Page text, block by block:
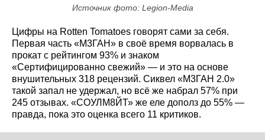
Источник фото: Legion-Media
Цифры на Rotten Tomatoes говорят сами за себя.
Первая часть «М3ГАН» в своё время ворвалась в
прокат с рейтингом 93% и знаком
«Сертифицированно свежий» — и это на основе
внушительных 318 рецензий. Сиквел «М3ГАН 2.0»
такой запал не удержал, но всё же набрал 57% при
245 отзывах. «СОУЛМ8ЙТ» же еле дополз до 55% —
правда, пока это оценка всего 11 критиков.